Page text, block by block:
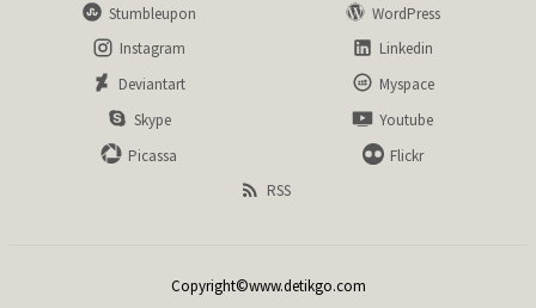
Stumbleupon
WordPress
Instagram
Linkedin
Deviantart
Myspace
Skype
Youtube
Picassa
Flickr
RSS
Copyright©www.detikgo.com